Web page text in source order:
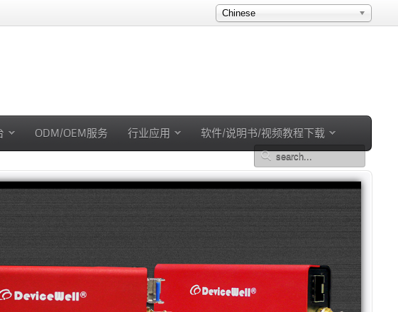
Chinese
ODM/OEM服务 行业应用 软件/说明书/视频教程下载